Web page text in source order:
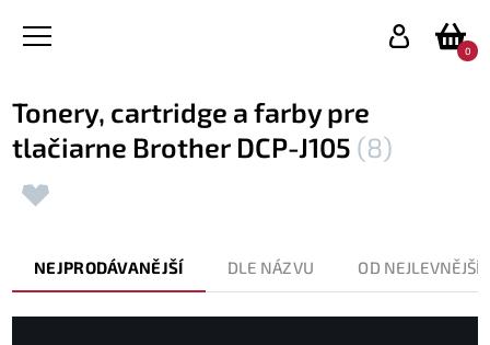
0
Tonery, cartridge a farby pre
tlačiarne Brother DCP-J105 (8)
NEJPRODÁVANĚJŠÍ DLE NÁZVU OD